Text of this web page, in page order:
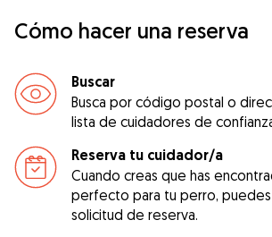
Cómo hacer una reserva
Buscar
Busca por código postal o
lista de cuidadores de
Reserva tu cuidador/a
Cuando creas que has
perfecto para tu perro, puedes
solicitud de reserva.